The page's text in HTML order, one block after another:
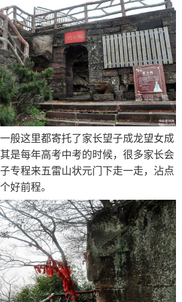
据旁边的文字简介，说明朝时五雷
模宏大气势磅礴，有36宫72殿，当
（朱翊钧，修仙成瘾嘉靖帝的孙子）
福地”。
这里都寄托了家长望子成龙望女成